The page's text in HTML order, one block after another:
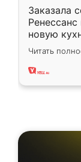
Заказала
Ренессанс
новую
вполне
два года,
Читать